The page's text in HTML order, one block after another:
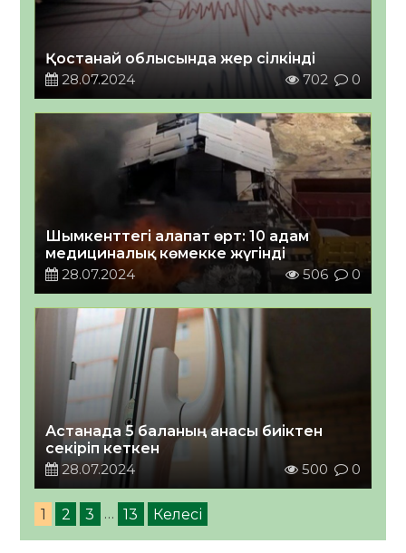
Қостанай облысында жер сілкінді
28.07.2024
702 0
Шымкенттегі алапат өрт: 10 адам
медициналық көмекке жүгінді
28.07.2024
506 0
Астанада 5 баланың анасы биіктен
секіріп кеткен
28.07.2024
500 0
1 2 3 … 13 Келесі